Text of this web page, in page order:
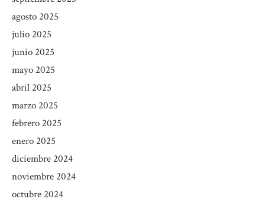
agosto 2025
julio 2025
junio 2025
mayo 2025
abril 2025
marzo 2025
febrero 2025
enero 2025
diciembre 2024
noviembre 2024
octubre 2024